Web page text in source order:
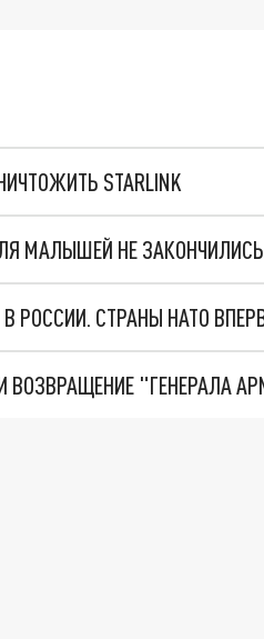
STARLINK
МАЛЫШЕЙ НЕ ЗАКОНЧИЛИСЬ